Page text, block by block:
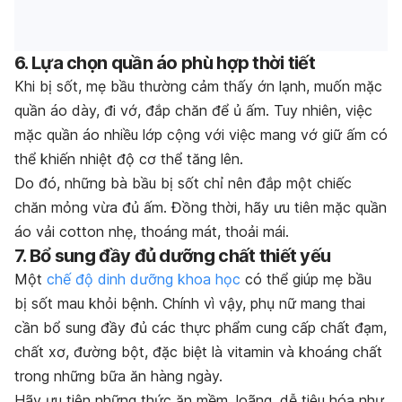
6. Lựa chọn quần áo phù hợp thời tiết
Khi bị sốt, mẹ bầu thường cảm thấy ớn lạnh, muốn mặc
quần áo dày, đi vớ, đắp chăn để ủ ấm. Tuy nhiên, việc
mặc quần áo nhiều lớp cộng với việc mang vớ giữ ấm có
thể khiến nhiệt độ cơ thể tăng lên.
Do đó, những bà bầu bị sốt chỉ nên đắp một chiếc
chăn mỏng vừa đủ ấm. Đồng thời, hãy ưu tiên mặc quần
áo vải cotton nhẹ, thoáng mát, thoải mái.
7. Bổ sung đầy đủ dưỡng chất thiết yếu
Một chế độ dinh dưỡng khoa học có thể giúp mẹ bầu
bị sốt mau khỏi bệnh. Chính vì vậy, phụ nữ mang thai
cần bổ sung đầy đủ các thực phẩm cung cấp chất đạm,
chất xơ, đường bột, đặc biệt là vitamin và khoáng chất
trong những bữa ăn hàng ngày.